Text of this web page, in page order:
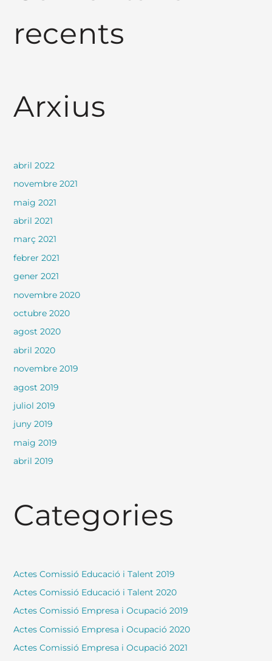
recents
Arxius
abril 2022
novembre 2021
maig 2021
abril 2021
març 2021
febrer 2021
gener 2021
novembre 2020
octubre 2020
agost 2020
abril 2020
novembre 2019
agost 2019
juliol 2019
juny 2019
maig 2019
abril 2019
Categories
Actes Comissió Educació i Talent 2019
Actes Comissió Educació i Talent 2020
Actes Comissió Empresa i Ocupació 2019
Actes Comissió Empresa i Ocupació 2020
Actes Comissió Empresa i Ocupació 2021